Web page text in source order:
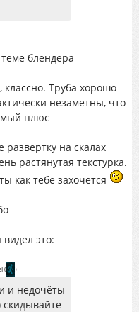
блендера
Труба хорошо
незаметны, что
плюс
на скалах
растянутая текстурка.
как тебе захочется
видел это:
( )
и недочёты